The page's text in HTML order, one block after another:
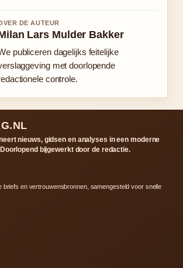
DE AUTEUR
Lars Mulder Bakker
publiceren dagelijks feitelijke
met doorlopende
controle.
nieuws, gidsen en analyses in een moderne
bijgewerkt door de redactie.
briefs en vertrouwensbronnen, samengesteld voor snelle